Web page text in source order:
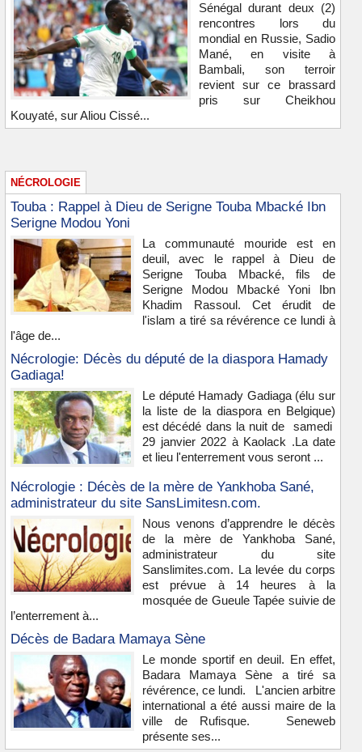
Sénégal durant deux (2)
rencontres lors du
mondial en Russie, Sadio
Mané, en visite à
Bambali, son terroir
revient sur ce brassard
pris sur Cheikhou
Kouyaté, sur Aliou Cissé...
NÉCROLOGIE
Touba : Rappel à Dieu de Serigne Touba Mbacké Ibn
Serigne Modou Yoni
La communauté mouride est en
deuil, avec le rappel à Dieu de
Serigne Touba Mbacké, fils de
Serigne Modou Mbacké Yoni Ibn
Khadim Rassoul. Cet érudit de
l'islam a tiré sa révérence ce lundi à
l'âge de...
Nécrologie: Décès du député de la diaspora Hamady
Gadiaga!
Le député Hamady Gadiaga (élu sur
la liste de la diaspora en Belgique)
est décédé dans la nuit de samedi
29 janvier 2022 à Kaolack .La date
et lieu l'enterrement vous seront ...
Nécrologie : Décès de la mère de Yankhoba Sané,
administrateur du site SansLimitesn.com.
Nous venons d’apprendre le décès
de la mère de Yankhoba Sané,
administrateur du site
Sanslimites.com. La levée du corps
est prévue à 14 heures à la
mosquée de Gueule Tapée suivie de
l’enterrement à...
Décès de Badara Mamaya Sène
Le monde sportif en deuil. En effet,
Badara Mamaya Sène a tiré sa
révérence, ce lundi. L'ancien arbitre
international a été aussi maire de la
ville de Rufisque. Seneweb
présente ses...